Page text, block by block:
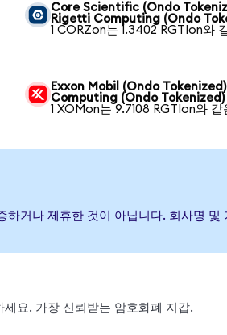
Core Scientific (Ondo
Rigetti Computing (Ondo
1 CORZon는 1.3402 RGTIon와
Exxon Mobil (Ondo
Computing (Ondo Tokenized)
1 XOMon는 9.7108 RGTIon와 같
거나 제휴한 것이 아닙니다. 회사명
요. 가장 신뢰받는 암호화폐 지갑.